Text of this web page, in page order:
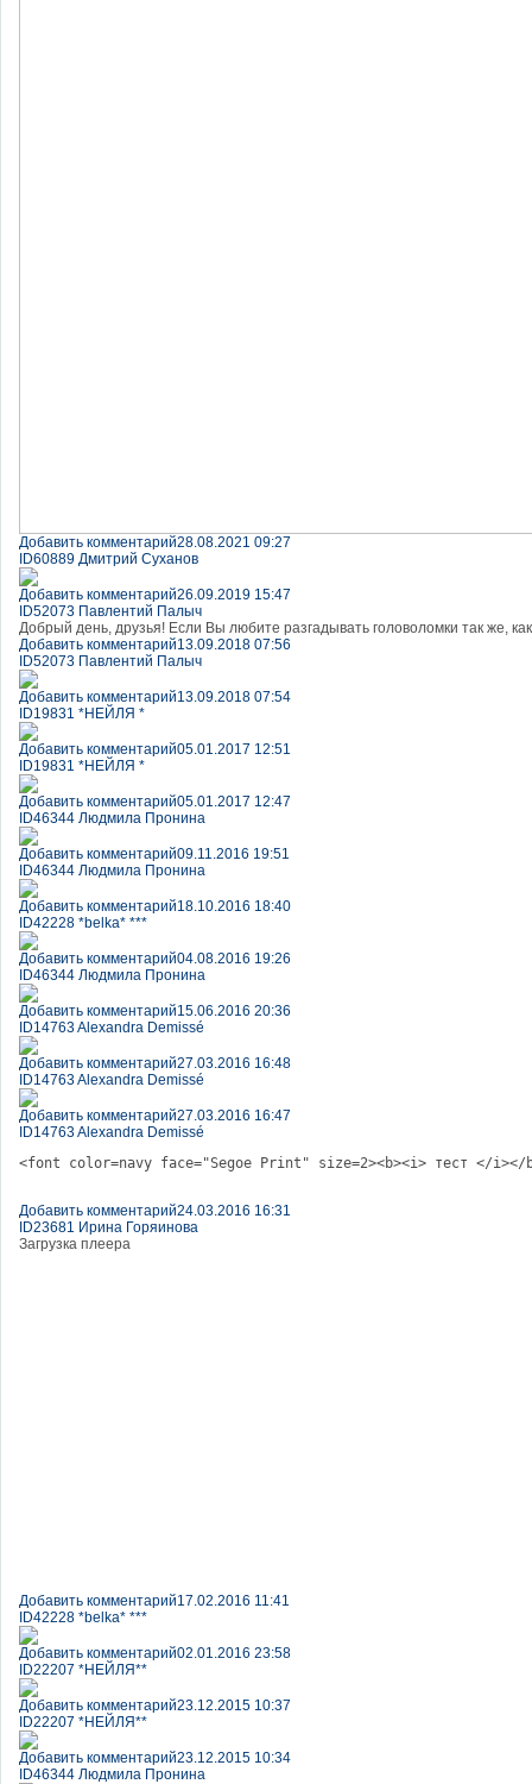
Добавить комментарий28.08.2021 09:27
ID60889 Дмитрий Суханов
Добавить комментарий26.09.2019 15:47
ID52073 Павлентий Палыч
Добрый день, друзья! Если Вы любите разгадывать головоломки так же,
Добавить комментарий13.09.2018 07:56
ID52073 Павлентий Палыч
Добавить комментарий13.09.2018 07:54
ID19831 *НЕЙЛЯ *
Добавить комментарий05.01.2017 12:51
ID19831 *НЕЙЛЯ *
Добавить комментарий05.01.2017 12:47
ID46344 Людмила Пронина
Добавить комментарий09.11.2016 19:51
ID46344 Людмила Пронина
Добавить комментарий18.10.2016 18:40
ID42228 *belka* ***
Добавить комментарий04.08.2016 19:26
ID46344 Людмила Пронина
Добавить комментарий15.06.2016 20:36
ID14763 Alexandra Demissé
Добавить комментарий27.03.2016 16:48
ID14763 Alexandra Demissé
Добавить комментарий27.03.2016 16:47
ID14763 Alexandra Demissé
Добавить комментарий24.03.2016 16:31
ID23681 Ирина Горяинова
Загрузка плеера
Добавить комментарий17.02.2016 11:41
ID42228 *belka* ***
Добавить комментарий02.01.2016 23:58
ID22207 *НЕЙЛЯ**
Добавить комментарий23.12.2015 10:37
ID22207 *НЕЙЛЯ**
Добавить комментарий23.12.2015 10:34
ID46344 Людмила Пронина